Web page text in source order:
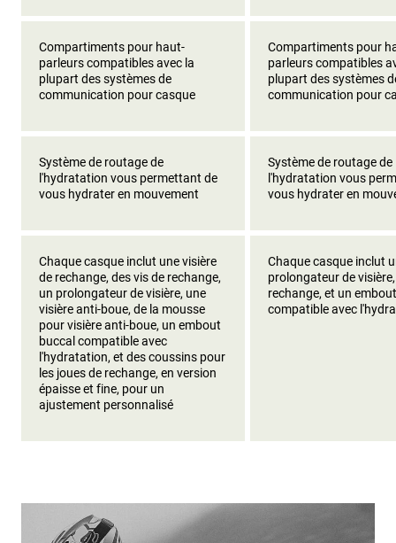
Compartiments pour haut-
parleurs compatibles avec la
plupart des systèmes de
communication pour casque
Compartiments pour
parleurs compatibles
plupart des systèmes
communication pour
Système de routage de
l'hydratation vous permettant de
vous hydrater en mouvement
Système de routage de
l'hydratation vous
vous hydrater en
Chaque casque inclut une visière
de rechange, des vis de rechange,
un prolongateur de visière, une
visière anti-boue, de la mousse
pour visière anti-boue, un embout
buccal compatible avec
l'hydratation, et des coussins pour
les joues de rechange, en version
épaisse et fine, pour un
ajustement personnalisé
Chaque casque inclut
prolongateur de
rechange, et un
compatible avec